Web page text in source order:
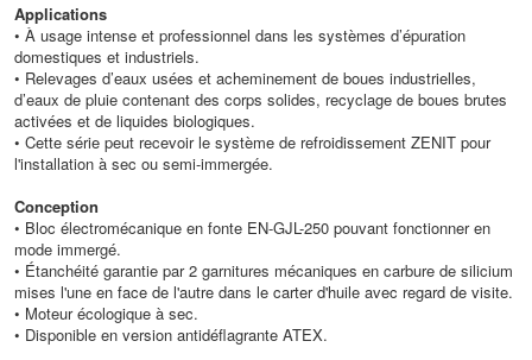
Applications
• À usage intense et professionnel dans les systèmes d’épuration
domestiques et industriels.
• Relevages d’eaux usées et acheminement de boues industrielles,
d’eaux de pluie contenant des corps solides, recyclage de boues brutes
activées et de liquides biologiques.
• Cette série peut recevoir le système de refroidissement ZENIT pour
l'installation à sec ou semi-immergée.
Conception
• Bloc électromécanique en fonte EN-GJL-250 pouvant fonctionner en
mode immergé.
• Étanchéité garantie par 2 garnitures mécaniques en carbure de silicium
mises l'une en face de l'autre dans le carter d'huile avec regard de visite.
• Moteur écologique à sec.
• Disponible en version antidéflagrante ATEX.